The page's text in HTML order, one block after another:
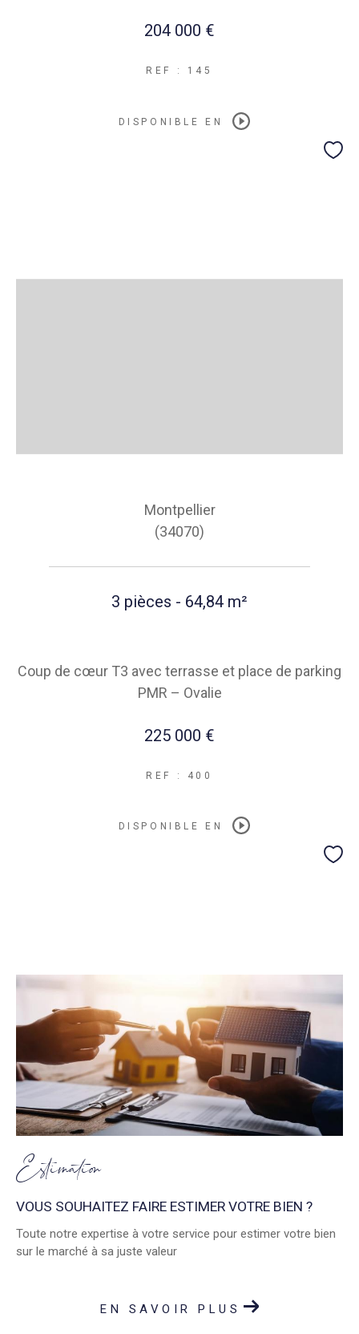
204 000 €
REF : 145
DISPONIBLE EN
Montpellier
(34070)
3 pièces - 64,84 m²
Coup de cœur T3 avec terrasse et place de parking
PMR – Ovalie
225 000 €
REF : 400
DISPONIBLE EN
Estimation
VOUS SOUHAITEZ FAIRE ESTIMER VOTRE BIEN ?
Toute notre expertise à votre service pour estimer votre bien
sur le marché à sa juste valeur
EN SAVOIR PLUS